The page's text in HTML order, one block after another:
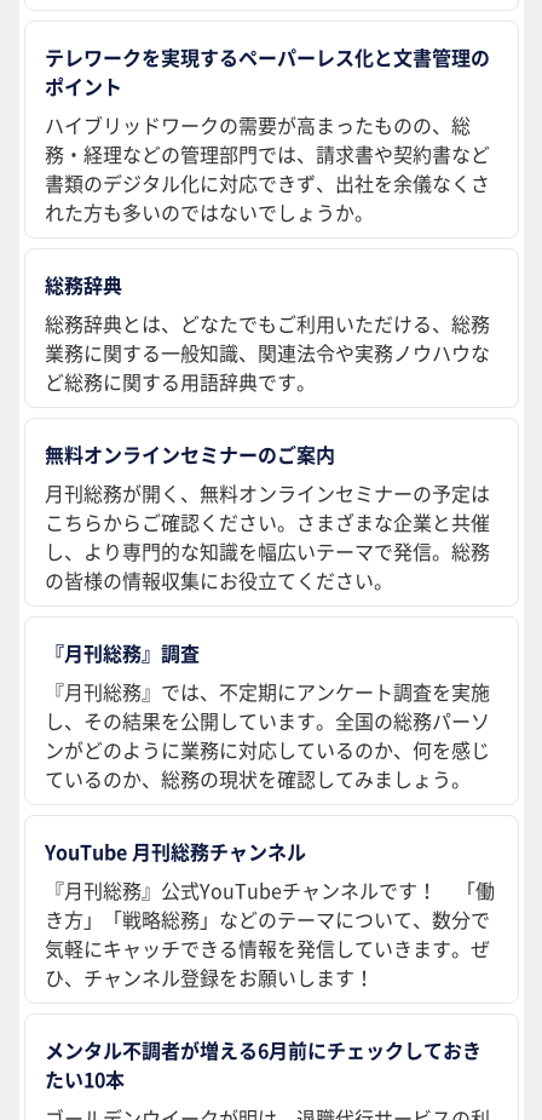
テレワークを実現するペーパーレス化と文書管理の
ポイント
ハイブリッドワークの需要が高まったものの、総
務・経理などの管理部門では、請求書や契約書など
書類のデジタル化に対応できず、出社を余儀なくさ
れた方も多いのではないでしょうか。
総務辞典
総務辞典とは、どなたでもご利用いただける、総務
業務に関する一般知識、関連法令や実務ノウハウな
ど総務に関する用語辞典です。
無料オンラインセミナーのご案内
月刊総務が開く、無料オンラインセミナーの予定は
こちらからご確認ください。さまざまな企業と共催
し、より専門的な知識を幅広いテーマで発信。総務
の皆様の情報収集にお役立てください。
『月刊総務』調査
『月刊総務』では、不定期にアンケート調査を実施
し、その結果を公開しています。全国の総務パーソ
ンがどのように業務に対応しているのか、何を感じ
ているのか、総務の現状を確認してみましょう。
YouTube 月刊総務チャンネル
『月刊総務』公式YouTubeチャンネルです！ 「働
き方」「戦略総務」などのテーマについて、数分で
気軽にキャッチできる情報を発信していきます。ぜ
ひ、チャンネル登録をお願いします！
メンタル不調者が増える6月前にチェックしておき
たい10本